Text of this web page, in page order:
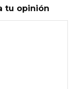
tu opinión